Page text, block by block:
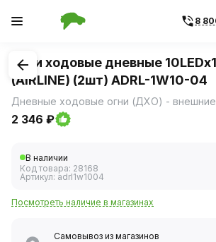
8
1/1
Огни ходовые дневные
(AIRLINE) (2шт) ADRL-1W10-04
2 346 ₽
В наличии
Код товара: 28168
Артикул: adrl1w1004
Посмотреть наличие в магазинах
Самовывоз из магазинов